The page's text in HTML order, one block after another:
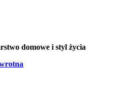
domowe i styl życia